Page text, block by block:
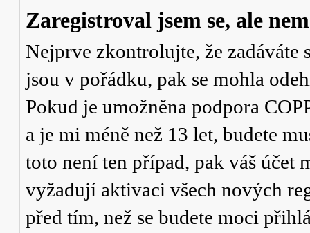
Zaregistroval jsem se, ale
Nejprve zkontrolujte, že zadáváte
jsou v pořádku, pak se mohla
Pokud je umožněna podpora
a je mi méně než 13 let, budete
toto není ten případ, pak váš účet
vyžadují aktivaci všech nových
před tím, než se budete moci